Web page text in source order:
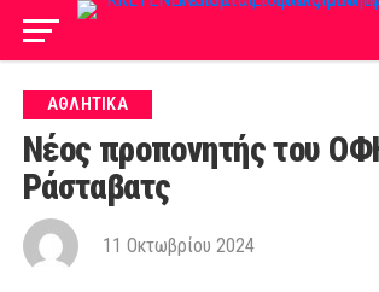
ΑΘΛΗΤΙΚΑ
Νέος προπονητής του
Ράσταβατς
11 Οκτωβρίου 2024